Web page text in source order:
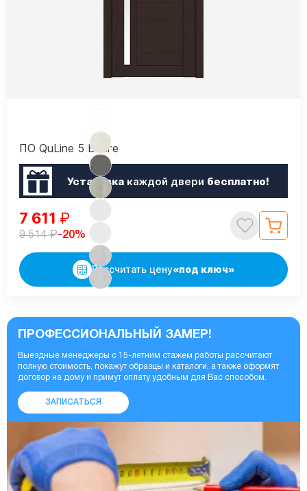
ПО QuLine 5 Венге
Установкакаждой двери бесплатно!
7 611 ₽
9 514₽-20%
Рассчитать цену«под ключ»
ПРОФЕССИОНАЛЬНЫЙ ЗАМЕР!
Выездные менеджеры с 15-летним стажем работы рассчитают
полную стоимость, покажут образцы и каталоги, а также оформят
договор на дому и примут оплату удобным для Вас способом.
ЗАПИСАТЬСЯ